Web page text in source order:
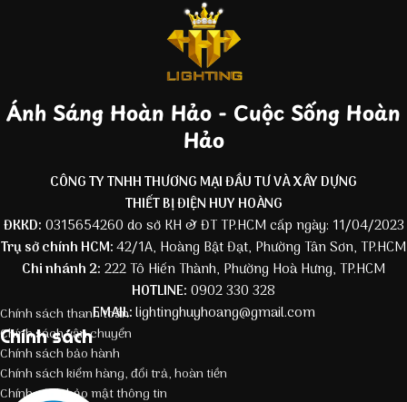
Ánh Sáng Hoàn Hảo - Cuộc Sống Hoàn
Hảo
CÔNG TY TNHH THƯƠNG MẠI ĐẦU TƯ VÀ XÂY DỰNG
THIẾT BỊ ĐIỆN HUY HOÀNG
ĐKKD: 0315654260 do sở KH & ĐT TP.HCM cấp ngày: 11/04/2023
Trụ sở chính HCM:42/1A, Hoàng Bật Đạt, Phường Tân Sơn, TP.HCM
Chi nhánh 2: 222 Tô Hiến Thành, Phường Hoà Hưng, TP.HCM
HOTLINE: 0902 330 328
EMAIL:lightinghuyhoang@gmail.com
Chính sách
Chính sách thanh toán
Chính sách vận chuyển
Chính sách bảo hành
Chính sách kiểm hàng, đổi trả, hoàn tiền
Chính sách bảo mật thông tin